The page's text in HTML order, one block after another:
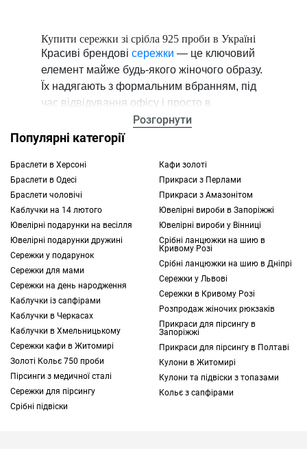
Купити сережки зі срібла 925 проби в Україні
Красиві брендові сережки — це ключовий
елемент майже будь-якого жіночого образу.
Їх надягають з формальним вбранням, під
час відвідування офісу і просто в
повсякденності. У всіх випадках правильно
підібрані прикраси здатні підкреслити
неповторного стилю. Прекрасним
варіантом для будь-якої перерахованої
ситуації стануть сережки зі срібла 925
представлені як
порівняно простими, так і досить
гламурними моделями. Завдяки цьому
будь-яка жінка зможе підібрати прикраси,
які найкраще підійдуть конкретно їй.
Вирішивши купити сережки 925 проби в
Україні, замовляйте їх через інтернет-
магазин TOUS. Тут широко представлені
красиві ювелірні вироби з цього
дорогоцінного металу. Моделі можуть
відрізнятися за формою, конструкцією,
Розгорнути
Популярні категорії
Браслети в Херсоні
Браслети в Одесі
Браслети чоловічі
Каблучки на 14 лютого
Ювелірні подарунки на весілля
Ювелірні подарунки дружині
Сережки у подарунок
Сережки для мами
Сережки на день народження
Каблучки із сапфірами
Каблучки в Черкасах
Каблучки в Хмельницькому
Сережки кафи в Житомирі
Золоті Кольє 750 проби
Пірсинги з медичної сталі
Сережки для пірсингу
Срібні підвіски
Кафи золоті
Прикраси з Перлами
Прикраси з Амазонітом
Ювелірні вироби в Запоріжжі
Ювелірні вироби у Вінниці
Срібні ланцюжки на шию в
Кривому Розі
Срібні ланцюжки на шию в Дніпрі
Сережки у Львові
Сережки в Кривому Розі
Розпродаж жіночих рюкзаків
Прикраси для пірсингу в
Запоріжжі
Прикраси для пірсингу в Полтаві
Кулони в Житомирі
Кулони та підвіски з топазами
Кольє з сапфірами